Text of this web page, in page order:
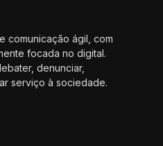
comunicação ágil, com
focada no digital.
denunciar,
serviço à sociedade.